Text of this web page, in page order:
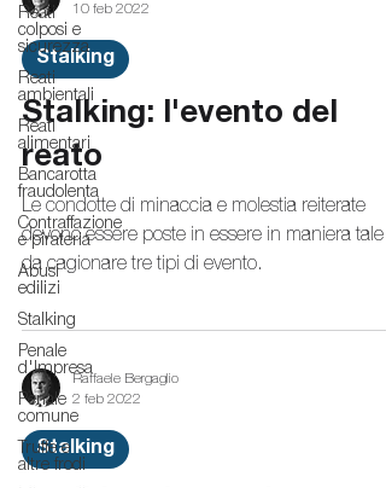
Reati
colposi e
sicurezza
Reati
ambientali
Reati
alimentari
Bancarotta
fraudolenta
Contraffazione
e pirateria
Abusi
edilizi
Stalking
Penale
d'Impresa
Penale
comune
Truffe e
altre frodi
10 feb 2022
Stalking
Stalking: l'evento del
reato
Le condotte di minaccia e molestia reiterate
devono essere poste in essere in maniera tale
da cagionare tre tipi di evento.
Raffaele Bergaglio
2 feb 2022
Stalking